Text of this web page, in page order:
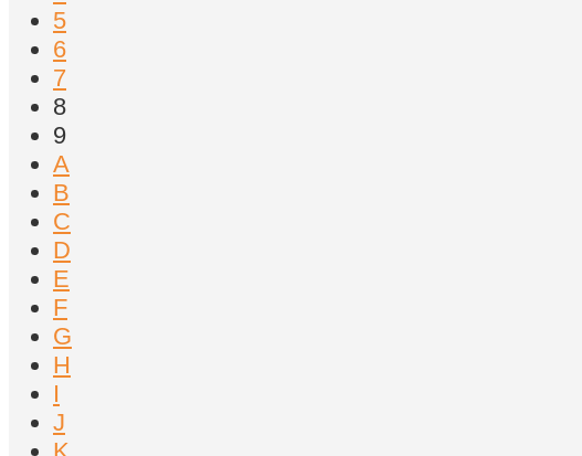
5
6
7
8
9
A
B
C
D
E
F
G
H
I
J